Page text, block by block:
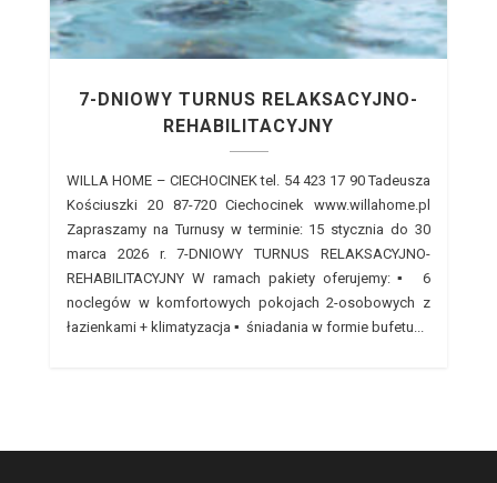
7-DNIOWY TURNUS RELAKSACYJNO-
REHABILITACYJNY
WILLA HOME – CIECHOCINEK tel. 54 423 17 90 Tadeusza
Kościuszki 20 87-720 Ciechocinek www.willahome.pl
Zapraszamy na Turnusy w terminie: 15 stycznia do 30
marca 2026 r. 7-DNIOWY TURNUS RELAKSACYJNO-
REHABILITACYJNY W ramach pakiety oferujemy: ▪ 6
noclegów w komfortowych pokojach 2-osobowych z
łazienkami + klimatyzacja ▪ śniadania w formie bufetu...